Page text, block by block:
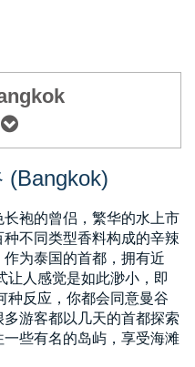
袍的曾侣，繁华的水上市
不同类型香料构成的辛辣
为泰国的首都，拥有近
让人感觉是如此渺小，即
种反应，你都会同意曼谷
游客都以几天的首都探索
些有名的岛屿，享受海滩